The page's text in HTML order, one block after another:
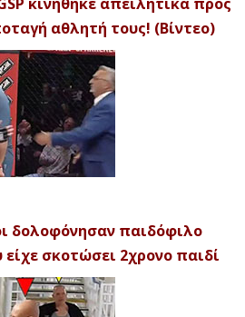
αθλητή τους! (Βίντεο)
δολοφόνησαν παιδόφιλο
σκοτώσει 2χρονο παιδί